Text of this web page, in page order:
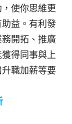
使你思維更
益。有利發
開拓、推廣
得同事與上
職加薪等要